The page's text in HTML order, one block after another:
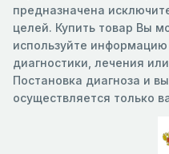
предназначена
целей. Купить товар Вы
используйте информацию
диагностики, лечения
Постановка диагноза и
осуществляется только